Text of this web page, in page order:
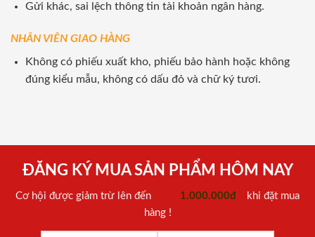
Gửi khác, sai lệch thông tin tài khoản ngân hàng.
NHÂN VIÊN GIAO HÀNG
Không có phiếu xuất kho, phiếu bảo hành hoặc không
đúng kiểu mẫu, không có dấu đỏ và chữ ký tươi.
ĐĂNG KÝ MUA SẢN PHẨM HÔM NAY
Cơ hội được giảm trừ lên đến 1.000.000đ
khi đặt mua
hàng !